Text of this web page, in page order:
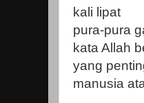
kali lipat
pura-pura
kata Allah
yang
manusia